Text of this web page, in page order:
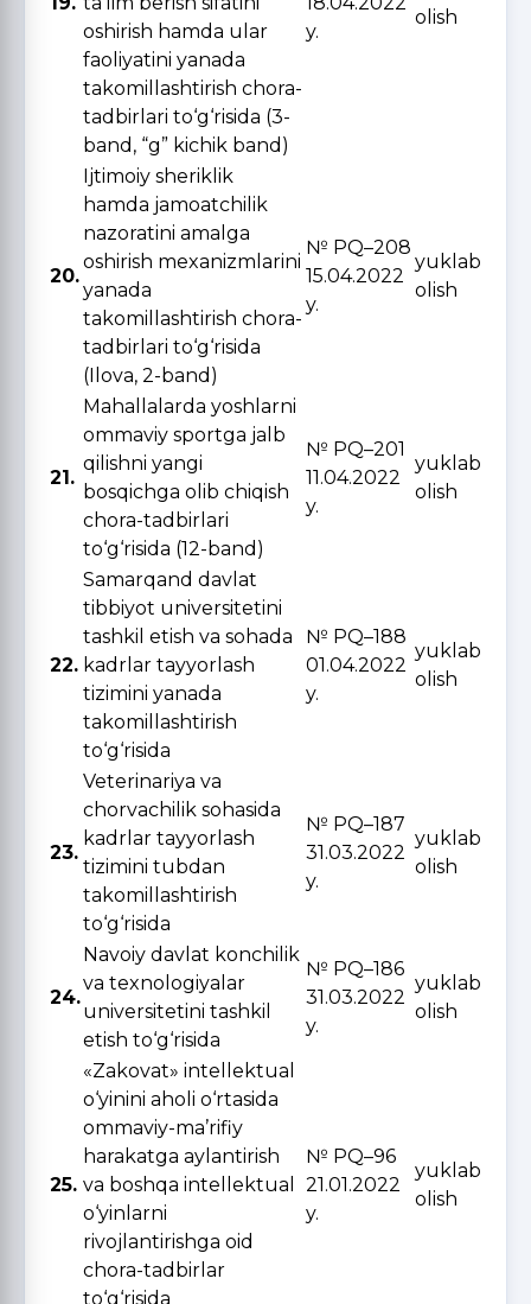
oshirish hamda ular
faoliyatini yanada
takomillashtirish chora-
tadbirlari to‘g‘risida (3-
band, “g” kichik band)
y.
olish
20.
Ijtimoiy sheriklik
hamda jamoatchilik
nazoratini amalga
oshirish mexanizmlarini
yanada
takomillashtirish chora-
tadbirlari to‘g‘risida
(Ilova, 2-band)
№ PQ–208
15.04.2022
y.
yuklab
olish
21.
Mahallalarda yoshlarni
ommaviy sportga jalb
qilishni yangi
bosqichga olib chiqish
chora-tadbirlari
to‘g‘risida (12-band)
№ PQ–201
11.04.2022
y.
yuklab
olish
22.
Samarqand davlat
tibbiyot universitetini
tashkil etish va sohada
kadrlar tayyorlash
tizimini yanada
takomillashtirish
to‘g‘risida
№ PQ–188
01.04.2022
y.
yuklab
olish
23.
Veterinariya va
chorvachilik sohasida
kadrlar tayyorlash
tizimini tubdan
takomillashtirish
to‘g‘risida
№ PQ–187
31.03.2022
y.
yuklab
olish
24.
Navoiy davlat konchilik
va texnologiyalar
universitetini tashkil
etish to‘g‘risida
№ PQ–186
31.03.2022
y.
yuklab
olish
25.
«Zakovat» intellektual
o‘yinini aholi o‘rtasida
ommaviy-ma’rifiy
harakatga aylantirish
va boshqa intellektual
o‘yinlarni
rivojlantirishga oid
chora-tadbirlar
to‘g‘risida
№ PQ–96
21.01.2022
y.
yuklab
olish